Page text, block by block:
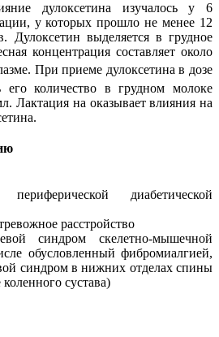
дулоксетина изучалось у 6
у которых прошло не менее 12
Дулоксетин выделяется в грудное
концентрация составляет около
При приеме дулоксетина в дозе
количество в грудном молоке
Лактация на оказывает влияния на
диабетической
расстройство
синдром скелетно-мышечной
обусловленный фибромиалгией,
синдром в нижних отделах спины
сустава)